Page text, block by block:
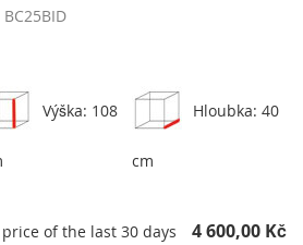
BC25BID
Výška: 108 Hloubka: 40
cm
price of the last 30 days 4 600,00 Kč